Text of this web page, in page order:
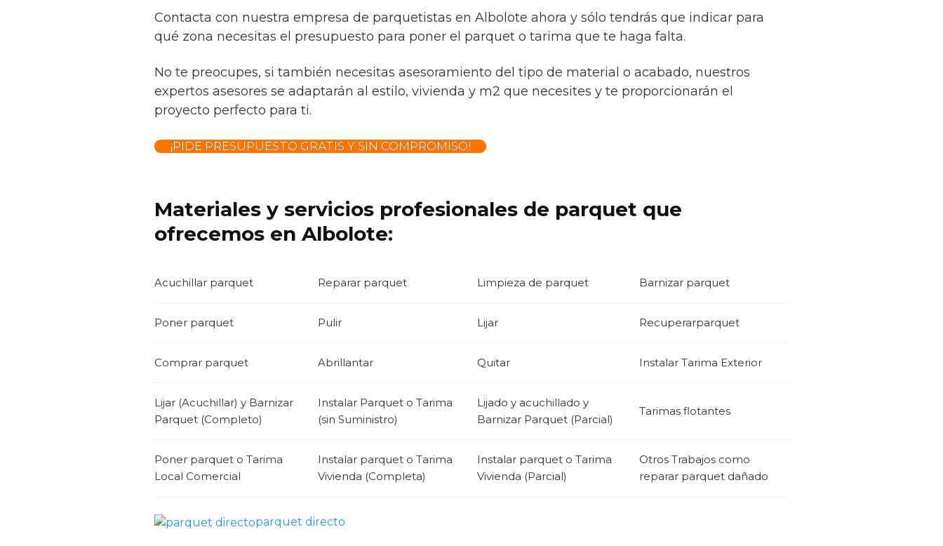
Contacta con nuestra empresa de parquetistas en Albolote ahora y sólo tendrás que indicar para
qué zona necesitas el presupuesto para poner el parquet o tarima que te haga falta.
No te preocupes, si también necesitas asesoramiento del tipo de material o acabado, nuestros
expertos asesores se adaptarán al estilo, vivienda y m2 que necesites y te proporcionarán el
proyecto perfecto para ti.
¡PIDE PRESUPUESTO GRATIS Y SIN COMPROMISO!
Materiales y servicios profesionales de parquet que
ofrecemos en Albolote:
Acuchillar parquet Reparar parquet Limpieza de parquet Barnizar parquet
Poner parquet Pulir Lijar Recuperarparquet
Comprar parquet Abrillantar Quitar Instalar Tarima Exterior
Lijar (Acuchillar) y Barnizar
Parquet (Completo)
Instalar Parquet o Tarima
(sin Suministro)
Lijado y acuchillado y
Barnizar Parquet (Parcial)
Tarimas flotantes
Poner parquet o Tarima
Local Comercial
Instalar parquet o Tarima
Vivienda (Completa)
Instalar parquet o Tarima
Vivienda (Parcial)
Otros Trabajos como
reparar parquet dañado
parquet directo